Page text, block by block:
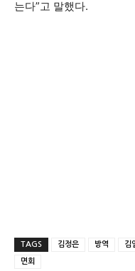
는다”고 말했다.
TAGS 김정은 방역 김
면회